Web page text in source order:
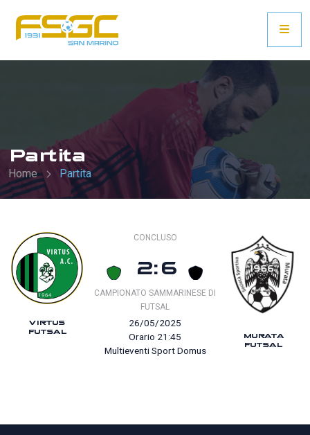
Partita
Home Partita
CONCLUSO
2:6
CAMPIONATO SAMMARINESE DI
FUTSAL
26/05/2025
Orario 21:45
Multieventi Sport Domus